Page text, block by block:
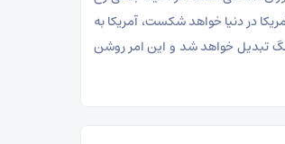
در دنیا خواهد شکست، آمریکا به
تبدیل خواهد شد و این امر روشن